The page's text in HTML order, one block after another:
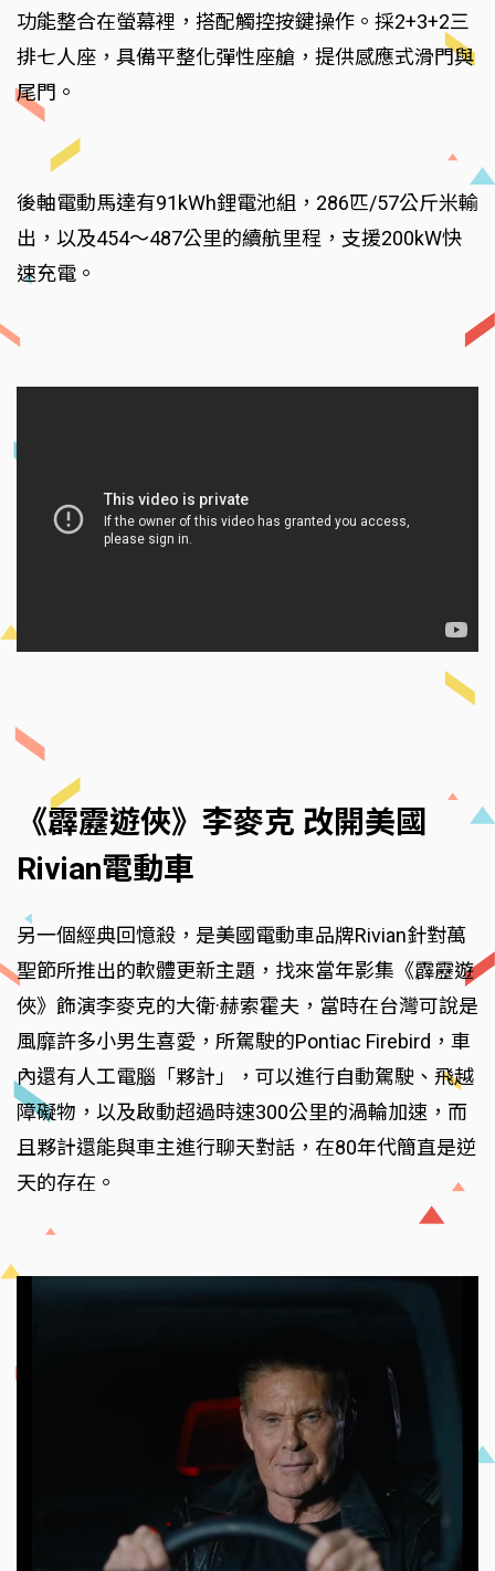
功能整合在螢幕裡，搭配觸控按鍵操作。採2+3+2三
排七人座，具備平整化彈性座艙，提供感應式滑門與
尾門。
後軸電動馬達有91kWh鋰電池組，286匹/57公斤米輸
出，以及454～487公里的續航里程，支援200kW快
速充電。
《霹靂遊俠》李麥克 改開美國
Rivian電動車
另一個經典回憶殺，是美國電動車品牌Rivian針對萬
聖節所推出的軟體更新主題，找來當年影集《霹靂遊
俠》飾演李麥克的大衛·赫索霍夫，當時在台灣可說是
風靡許多小男生喜愛，所駕駛的Pontiac Firebird，車
內還有人工電腦「夥計」，可以進行自動駕駛、飛越
障礙物，以及啟動超過時速300公里的渦輪加速，而
且夥計還能與車主進行聊天對話，在80年代簡直是逆
天的存在。